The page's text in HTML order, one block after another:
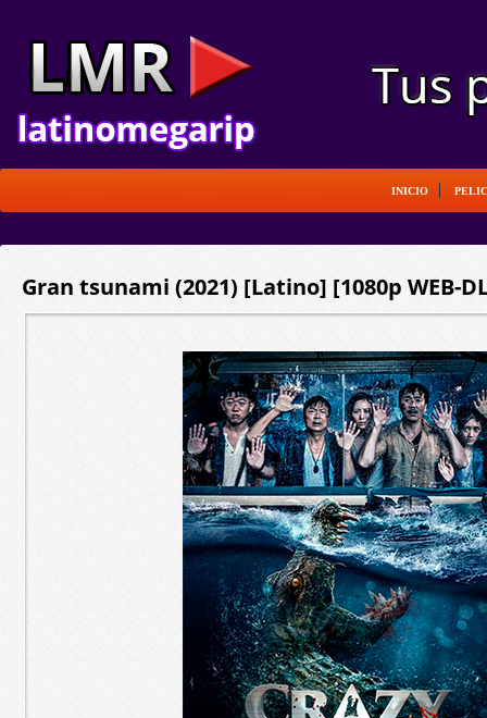
INICIO
Gran tsunami (2021) [Latino] [1080p WEB-